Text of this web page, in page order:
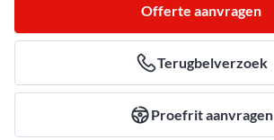
Offerte aanvragen
Terugbelverzoek
Proefrit aanvragen